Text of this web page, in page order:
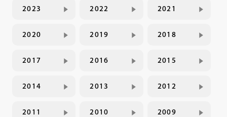
2023 2022 2021
2020 2019 2018
2017 2016 2015
2014 2013 2012
2011 2010 2009